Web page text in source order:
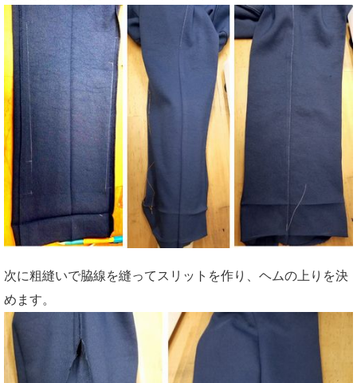
次に粗縫いで脇線を縫ってスリットを作り、ヘムの上りを決
めます。